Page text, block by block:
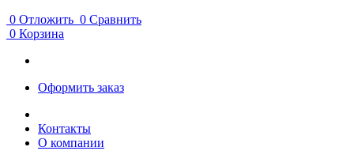
0 Отложить 0 Сравнить
0 Корзина
Оформить заказ
Контакты
О компании